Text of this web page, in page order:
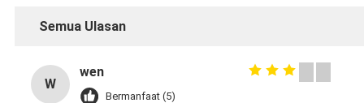
Semua Ulasan
W
wen
Bermanfaat (5)